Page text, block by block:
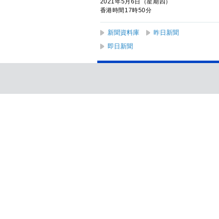
2021年5月6日（星期四）
香港時間17時50分
新聞資料庫 昨日新聞
即日新聞